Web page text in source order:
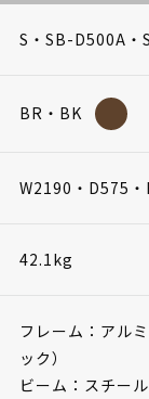
S・SB-D500A・
BR・BK
W2190・D575
42.1kg
フレーム：アル
ック）
ビーム：スチー